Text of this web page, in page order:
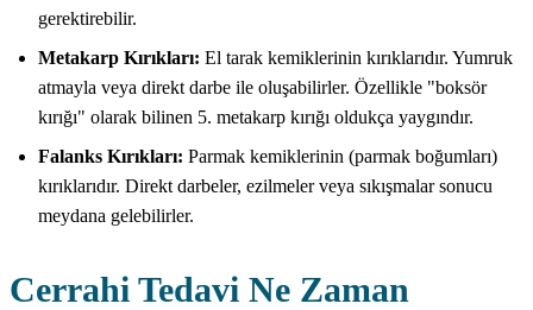
gerektirebilir.
Metakarp Kırıkları: El tarak kemiklerinin kırıklarıdır. Yumruk
atmayla veya direkt darbe ile oluşabilirler. Özellikle "boksör
kırığı" olarak bilinen 5. metakarp kırığı oldukça yaygındır.
Falanks Kırıkları: Parmak kemiklerinin (parmak boğumları)
kırıklarıdır. Direkt darbeler, ezilmeler veya sıkışmalar sonucu
meydana gelebilirler.
Cerrahi Tedavi Ne Zaman